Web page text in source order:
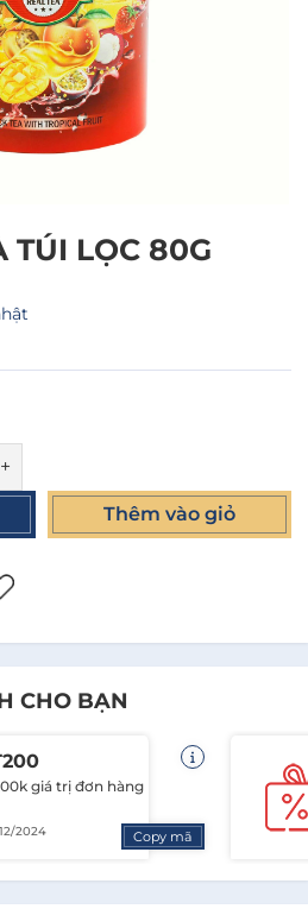
TÚI LỌC 80G
+
Thêm vào giỏ
CHO BẠN
giá trị đơn hàng
2024 Copy mã